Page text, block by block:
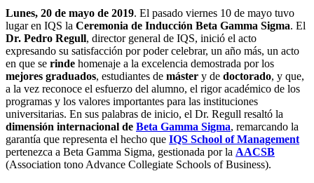
Lunes, 20 de mayo de 2019. El pasado viernes 10 de mayo tuvo
lugar en IQS la Ceremonia de Inducción Beta Gamma Sigma. El
Dr. Pedro Regull, director general de IQS, inició el acto
expresando su satisfacción por poder celebrar, un año más, un acto
en que se rinde homenaje a la excelencia demostrada por los
mejores graduados, estudiantes de máster y de doctorado, y que,
a la vez reconoce el esfuerzo del alumno, el rigor académico de los
programas y los valores importantes para las instituciones
universitarias. En sus palabras de inicio, el Dr. Regull resaltó la
dimensión internacional de Beta Gamma Sigma, remarcando la
garantía que representa el hecho que IQS School of Management
pertenezca a Beta Gamma Sigma, gestionada por la AACSB
(Association tono Advance Collegiate Schools of Business).